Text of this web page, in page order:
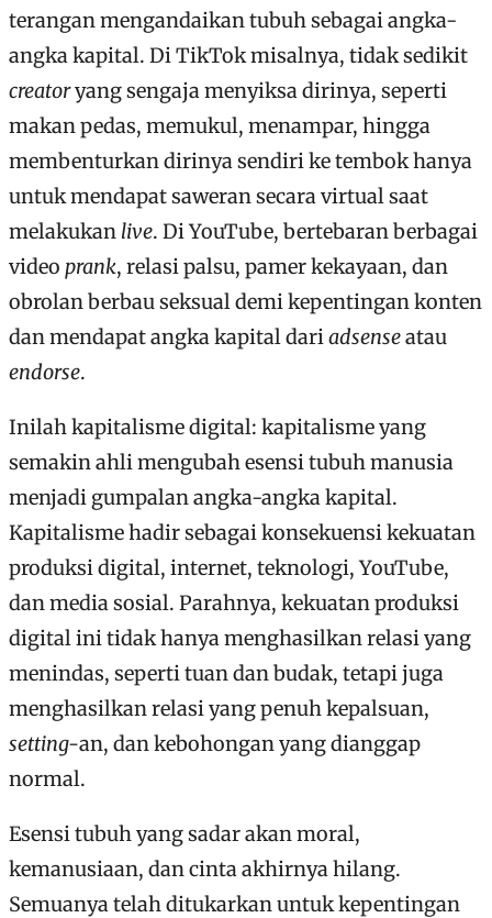
terangan mengandaikan tubuh sebagai angka-
angka kapital. Di TikTok misalnya, tidak sedikit
creatoryang sengaja menyiksa dirinya, seperti
makan pedas, memukul, menampar, hingga
membenturkan dirinya sendiri ke tembok hanya
untuk mendapat saweran secara virtual saat
melakukan live. Di YouTube, bertebaran berbagai
video prank, relasi palsu, pamer kekayaan, dan
obrolan berbau seksual demi kepentingan konten
dan mendapat angka kapital dariadsenseatau
endorse.
Inilah kapitalisme digital: kapitalisme yang
semakin ahli mengubah esensi tubuh manusia
menjadi gumpalan angka-angka kapital.
Kapitalisme hadir sebagai konsekuensi kekuatan
produksi digital, internet, teknologi, YouTube,
dan media sosial. Parahnya, kekuatan produksi
digital ini tidak hanya menghasilkan relasi yang
menindas, seperti tuan dan budak, tetapi juga
menghasilkan relasi yang penuh kepalsuan,
setting-an, dan kebohongan yang dianggap
normal.
Esensi tubuh yang sadar akan moral,
kemanusiaan, dan cinta akhirnya hilang.
Semuanya telah ditukarkan untuk kepentingan